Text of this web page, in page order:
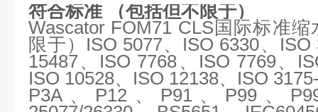
符合标准 （包括但不限于）
Wascator FOM71 CLS国际标准
限于）ISO 5077、ISO 6330、
15487、ISO 7768、ISO 7769、
ISO 10528、ISO 12138、ISO
P3A、P12、P91、P99、